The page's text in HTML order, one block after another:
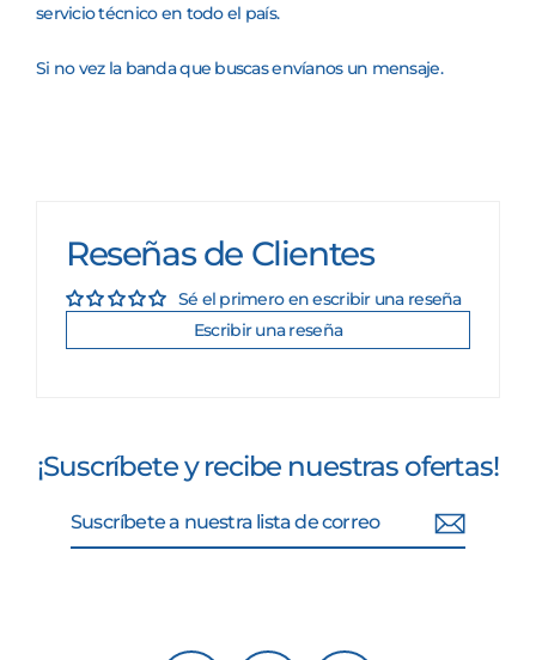
servicio técnico en todo el país.
Si no vez la banda que buscas envíanos un mensaje.
Reseñas de Clientes
Sé el primero en escribir una reseña
Escribir una reseña
¡Suscríbete y recibe nuestras ofertas!
nuestra